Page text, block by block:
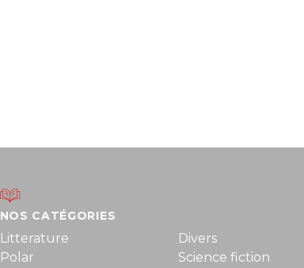
NOS CATÉGORIES
Litterature
Polar
Divers
Science fiction